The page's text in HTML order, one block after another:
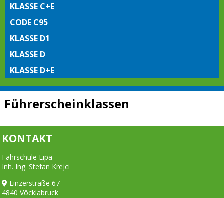
KLASSE C+E
CODE C95
KLASSE D1
KLASSE D
KLASSE D+E
Führerscheinklassen
KONTAKT
Fahrschule Lipa
Inh. Ing. Stefan Krejci
Linzerstraße 67
4840 Vöcklabruck